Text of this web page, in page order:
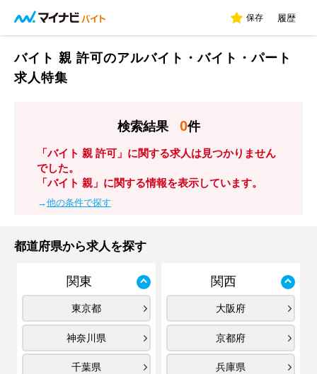
保存 履歴
バイト 親 許可のアルバイト・バイト・パート
求人特集
検索結果 0件
「バイト 親 許可」に関する求人は見つかりません
でした。
「バイト 親」に関する情報を表示しています。
→他の条件で探す
都道府県から求人を探す
関東
東京都
神奈川県
千葉県
関西
大阪府
京都府
兵庫県